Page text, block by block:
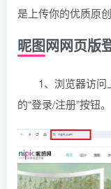
是上传你的优质原创
昵图网网页版
1、浏览器访
的“登录/注册”按钮。